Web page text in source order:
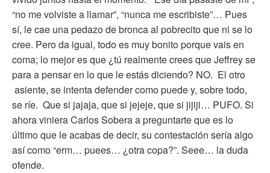
“no me volviste a llamar”, “nunca me escribiste”… Pues
sí, le cae una pedazo de bronca al pobrecito que ni se lo
cree. Pero da igual, todo es muy bonito porque vais en
coma; lo mejor es que ¿tú realmente crees que Jeffrey se
para a pensar en lo que le estás diciendo? NO. El otro
asiente, se intenta defender como puede y, sobre todo,
se ríe. Que si jajaja, que si jejeje, que si jijiji… PUFO. Si
ahora viniera Carlos Sobera a preguntarte que es lo
último que le acabas de decir, su contestación sería algo
así como “erm… puees… ¿otra copa?”. Seee… la duda
ofende.